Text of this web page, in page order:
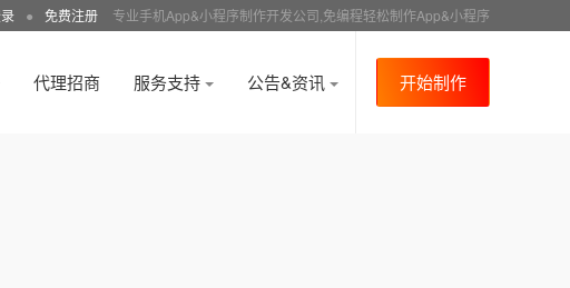
● 免费注册 专业手机App&小程序制作开发公司,免编程轻松制作App&小程序
代理招商 服务支持 公告&资讯 开始制作